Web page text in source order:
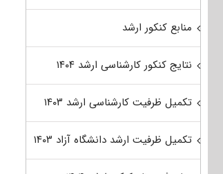
منابع کنکور ارشد
نتایج کنکور کارشناسی ارشد ۱۴۰۴
تکمیل ظرفیت کارشناسی ارشد ۱۴۰۳
تکمیل ظرفیت ارشد دانشگاه آزاد ۱۴۰۳